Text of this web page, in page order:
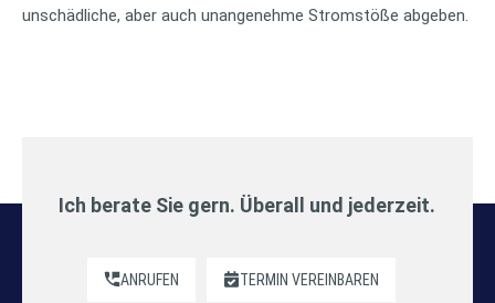
unschädliche, aber auch unangenehme Stromstöße abgeben.
Ich berate Sie gern. Überall und jederzeit.
ANRUFEN TERMIN VEREINBAREN